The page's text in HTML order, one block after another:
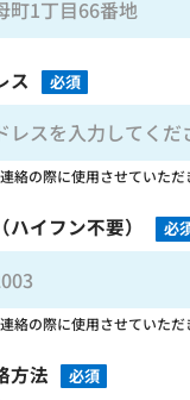
ス 必須
絡の際に使用させていただ
（ハイフン不要） 必
絡の際に使用させていただ
方法 必須